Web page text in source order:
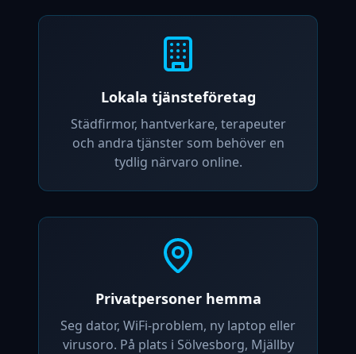
Lokala tjänsteföretag
Städfirmor, hantverkare, terapeuter
och andra tjänster som behöver en
tydlig närvaro online.
Privatpersoner hemma
Seg dator, WiFi-problem, ny laptop eller
virusoro. På plats i Sölvesborg, Mjällby